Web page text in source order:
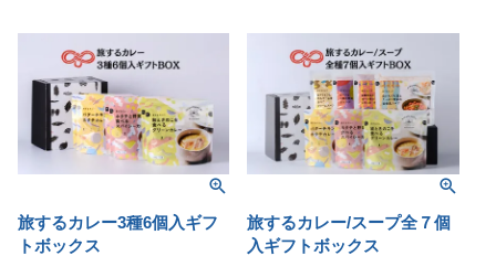
旅するカレー3種6個入ギフ
トボックス
旅するカレー/スープ全７個
入ギフトボックス